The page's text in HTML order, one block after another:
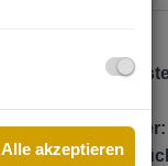
Warmwasser:
Alle akzeptieren